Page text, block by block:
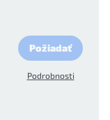
Požiadať
Podrobnosti